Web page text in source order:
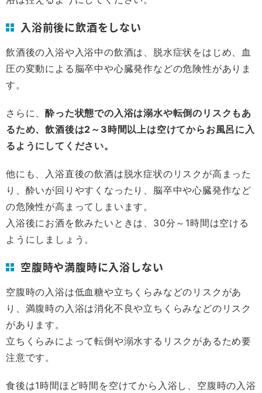
入浴前後に飲酒をしない
飲酒後の入浴や入浴中の飲酒は、脱水症状をはじめ、血
圧の変動による脳卒中や心臓発作などの危険性がありま
す。
さらに、酔った状態での入浴は溺水や転倒のリスクもあ
るため、飲酒後は2～3時間以上は空けてからお風呂に入
るようにしてください。
他にも、入浴直後の飲酒は脱水症状のリスクが高まった
り、酔いが回りやすくなったり、脳卒中や心臓発作など
の危険性が高まってしまいます。
入浴後にお酒を飲みたいときは、30分～1時間は空ける
ようにしましょう。
空腹時や満腹時に入浴しない
空腹時の入浴は低血糖や立ちくらみなどのリスクがあ
り、満腹時の入浴は消化不良や立ちくらみなどのリスク
があります。
立ちくらみによって転倒や溺水するリスクがあるため要
注意です。
食後は1時間ほど時間を空けてから入浴し、空腹時の入浴